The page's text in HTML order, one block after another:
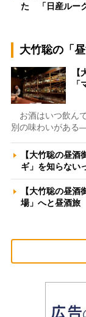
た 「日産ルー
大竹聡の「昼
お酒はいつ飲ん
別の味わいがある
【大竹聡の昼
ギ」を知らな
【大竹聡の昼
場」へと昼酒